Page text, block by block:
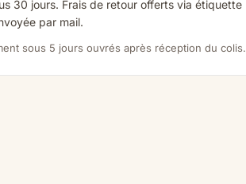
30 jours. Frais de retour offerts via étiquette
par mail.
sous 5 jours ouvrés après réception du colis.